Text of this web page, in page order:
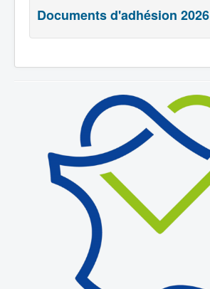
Documents d'adhésion 2026